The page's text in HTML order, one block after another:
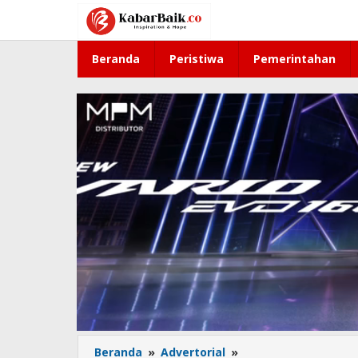
konten
Beranda Peristiwa Pemerintahan
Beranda » Advertorial »